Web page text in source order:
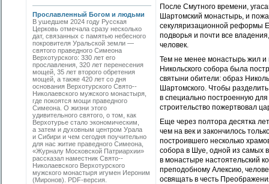
Прославленный Богом и людьми
В ушедшем 2024 году Русская
Церковь отмечала сразу несколько
дат, связанных с памятью небесного
покровителя Уральской земли —
святого праведного ­Симеона
Верхотурского: 330 лет его
прославления, 320 лет перенесения
мощей, 35 лет второго обретения
мощей, а также 420 лет со дня
основания Верхотурского Свято-­
Николаевского мужского монастыря,
где покоятся мощи праведного
Симеона. О жизни этого
удивительного святого, о том, как
Верхотурье стало экономическим,
а затем и духовным центром Урала
и Сибири и чем сегодня поучительно
для нас житие праведного Симеона,
«Журналу Московской Патриархии»
рассказал наместник Свято-­
Николаевского Верхотурского
мужского монастыря игумен Иероним
(Миронов). PDF-версия.
После Смутного времени,
Шартомский монастырь, и
секуляризационной реформы
подворья и почти все
человек.
Тем не менее монастырь жил и
Никольского собора была
святыни обители: образ
Шартомского. Чтобы
в специально построенную для
строительство пожертвовал
Еще через полтора десятка
чем на век и закончилось
построившего несколько
собора в Шуе, одной из самых
в монастыре настоятельский
преподобному Алексию,
освящать в честь